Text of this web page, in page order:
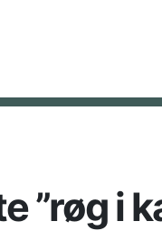
”røg i